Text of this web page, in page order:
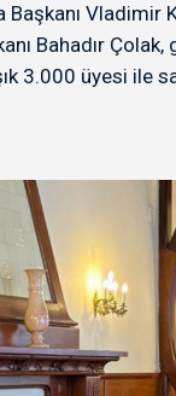
Başkanı
Bahadır
3.000 üyesi ile